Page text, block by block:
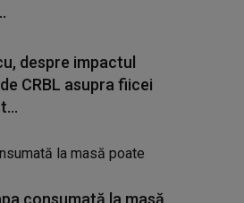
despre impactul
CRBL asupra fiicei
consumată la masă